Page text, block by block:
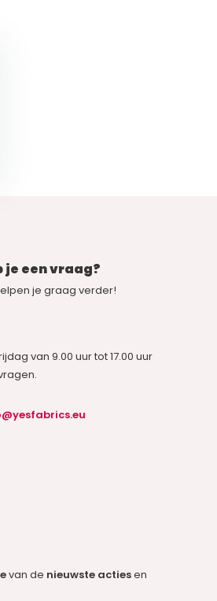
je een vraag?
je graag verder!
van 9.00 uur tot 17.00 uur
van de nieuwste actiesen